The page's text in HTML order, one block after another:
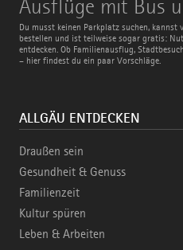
Ausflüge mit Bus
Du musst keinen Parkplatz suchen, kannst
bestellen und ist teilweise sogar gratis:
entdecken. Ob Familienausflug,
– hier findest du ein paar Vorschläge.
mit
Bus
und
Bahn
ALLGÄU ENTDECKEN
Draußen sein
Gesundheit & Genuss
Familienzeit
Kultur spüren
Leben & Arbeiten